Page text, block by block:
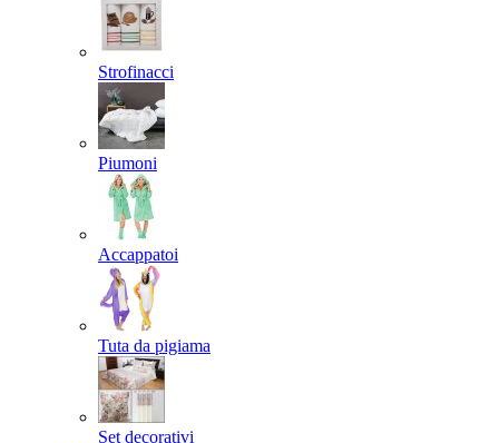
Strofinacci
Piumoni
Accappatoi
Tuta da pigiama
Set decorativi